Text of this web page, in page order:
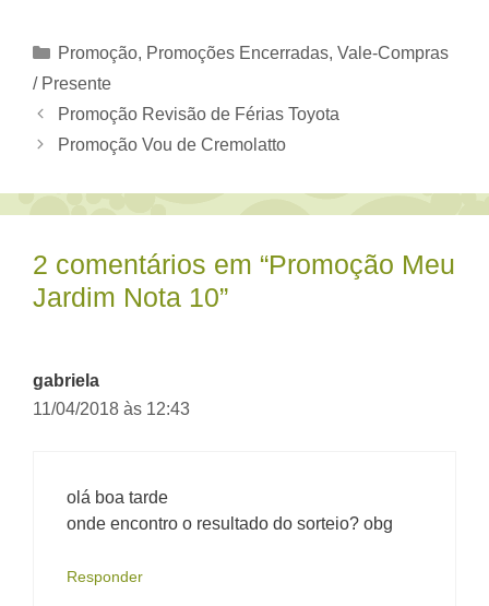
Categorias
Promoção, Promoções Encerradas, Vale-Compras
/ Presente
Promoção Revisão de Férias Toyota
Promoção Vou de Cremolatto
2 comentários em “Promoção Meu
Jardim Nota 10”
gabriela
11/04/2018 às 12:43
olá boa tarde
onde encontro o resultado do sorteio? obg
Responder